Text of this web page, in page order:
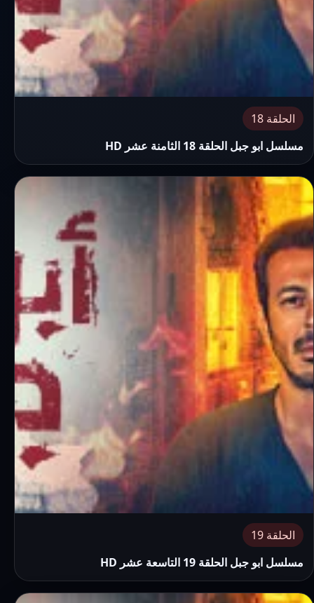
الحلقة 18
مسلسل ابو جبل الحلقة 18 الثامنة عشر HD
الحلقة 19
مسلسل ابو جبل الحلقة 19 التاسعة عشر HD